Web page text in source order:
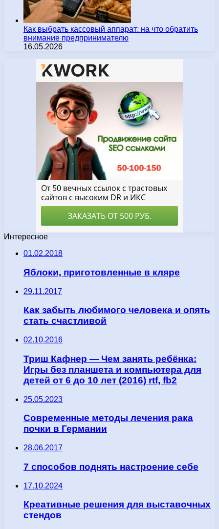
Как выбрать кассовый аппарат: на что обратить
внимание предпринимателю
16.05.2026
Интересное
01.02.2018
Яблоки, приготовленные в кляре
29.11.2017
Как забыть любимого человека и опять
стать счастливой
02.10.2016
Триш Кафнер — Чем занять ребёнка:
Игры без планшета и компьютера для
детей от 6 до 10 лет (2016) rtf, fb2
25.05.2023
Современные методы лечения рака
почки в Германии
28.06.2017
7 способов поднять настроение себе
17.10.2024
Креативные решения для выставочных
стендов